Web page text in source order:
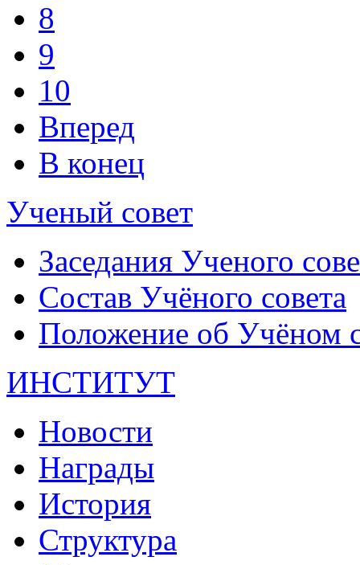
8
9
10
Вперед
В конец
Ученый совет
Заседания Ученого
Состав Учёного совета
Положение об Учёном
ИНСТИТУТ
Новости
Награды
История
Структура